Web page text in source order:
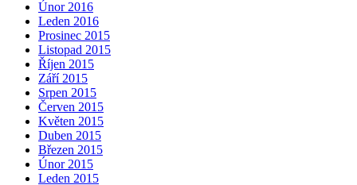
Únor 2016
Leden 2016
Prosinec 2015
Listopad 2015
Říjen 2015
Září 2015
Srpen 2015
Červen 2015
Květen 2015
Duben 2015
Březen 2015
Únor 2015
Leden 2015